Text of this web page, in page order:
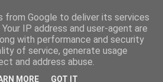
from Google to deliver its services
IP address and user-agent are
with performance and security
of service, generate usage
and address abuse.
MORE GOT IT